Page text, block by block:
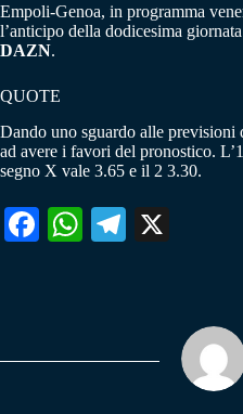
Empoli-Genoa, in programma
l’anticipo della dodicesima
DAZN.
QUOTE
Dando uno sguardo alle previsioni
ad avere i favori del pronostico.
segno X vale 3.65 e il 2 3.30.
Fa W
pp
Te
m